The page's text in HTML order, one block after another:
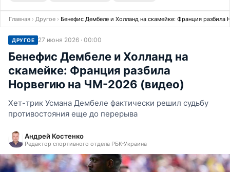
Главная › Другое › Бенефис Дембеле и Холланд на скамейке: Франция
ДРУГОЕ 27 июня 2026 · 00:00
Бенефис Дембеле и Холланд на
скамейке: Франция разбила
Норвегию на ЧМ-2026 (видео)
Хет-трик Усмана Дембеле фактически решил судьбу
противостояния еще до перерыва
Андрей Костенко
Редактор спортивного отдела РБК-Украина